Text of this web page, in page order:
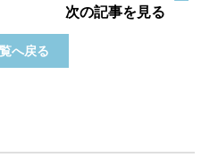
へ戻る
次の記事を見る